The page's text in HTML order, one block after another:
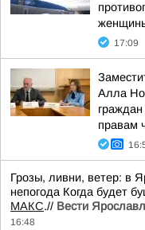
17:09
Алла
правам
Грозы, ливни, ветер: в
непогода Когда будет
МАКС.// Вести
16:48